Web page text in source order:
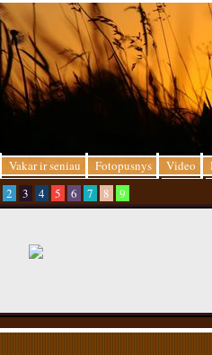
Vakar ir seniau Fotopusnys Video
2 3 4 5 6 7 8 9